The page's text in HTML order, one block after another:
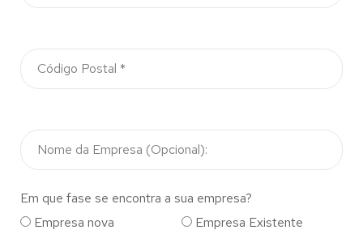
Em que fase se encontra a sua empresa?
Empresa nova
Empresa Existente